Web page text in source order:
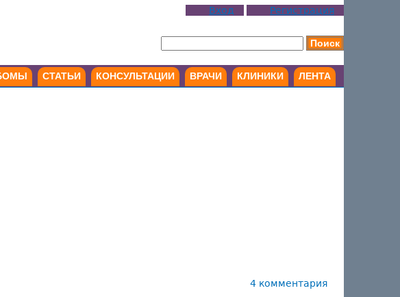
Вход Регистрация
СТАТЬИ КОНСУЛЬТАЦИИ ВРАЧИ КЛИНИКИ ЛЕНТА
4 комментария